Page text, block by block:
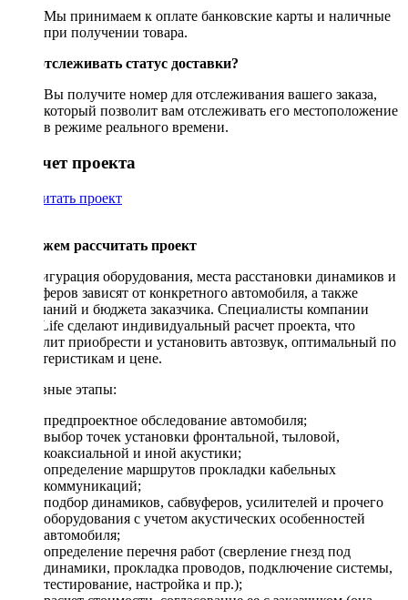
Мы принимаем к оплате банковские карты и наличные
при получении товара.
Как отслеживать статус доставки?
Вы получите номер для отслеживания вашего заказа,
который позволит вам отслеживать его местоположение
в режиме реального времени.
Рассчет проекта
Рассчитать проект
Поможем рассчитать проект
Конфигурация оборудования, места расстановки динамиков и
сабвуферов зависят от конкретного автомобиля, а также
пожеланий и бюджета заказчика. Специалисты компании
DriveLife сделают индивидуальный расчет проекта, что
позволит приобрести и установить автозвук, оптимальный по
характеристикам и цене.
Основные этапы:
предпроектное обследование автомобиля;
выбор точек установки фронтальной, тыловой,
коаксиальной и иной акустики;
определение маршрутов прокладки кабельных
коммуникаций;
подбор динамиков, сабвуферов, усилителей и прочего
оборудования с учетом акустических особенностей
автомобиля;
определение перечня работ (сверление гнезд под
динамики, прокладка проводов, подключение системы,
тестирование, настройка и пр.);